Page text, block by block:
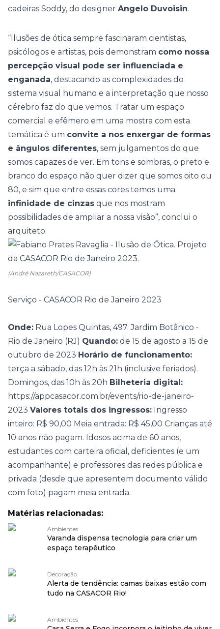
cadeiras Soddy, do designer Angelo Duvoisin.
“Ilusões de ótica sempre fascinaram cientistas,
psicólogos e artistas, pois demonstram como nossa
percepção visual pode ser influenciada e
enganada, destacando as complexidades do
sistema visual humano e a interpretação que nosso
cérebro faz do que vemos. Tratar um espaço
comercial e efêmero em uma mostra com esta
temática é um convite a nos enxergar de formas
e ângulos diferentes, sem julgamentos do que
somos capazes de ver. Em tons e sombras, o preto e
branco do espaço não quer dizer que somos oito ou
80, e sim que entre essas cores temos uma
infinidade de cinzas que nos mostram
possibilidades de ampliar a nossa visão”, conclui o
arquiteto.
(André Nazareth/CASACOR)
Serviço - CASACOR Rio de Janeiro 2023
Onde: Rua Lopes Quintas, 497. Jardim Botânico -
Rio de Janeiro (RJ) Quando: de 15 de agosto a 15 de
outubro de 2023 Horário de funcionamento:
terça a sábado, das 12h às 21h (inclusive feriados).
Domingos, das 10h às 20h Bilheteria digital:
https://appcasacor.com.br/events/rio-de-janeiro-
2023 Valores totais dos ingressos: Ingresso
inteiro: R$ 90,00 Meia entrada: R$ 45,00 Crianças até
10 anos não pagam. Idosos acima de 60 anos,
estudantes com carteira oficial, deficientes (e um
acompanhante) e professores das redes pública e
privada (desde que apresentem documento válido
com foto) pagam meia entrada.
Matérias relacionadas:
Ambientes
Varanda dispensa tecnologia para criar um
espaço terapêutico
Decoração
Alerta de tendência: camas baixas estão com
tudo na CASACOR Rio!
Ambientes